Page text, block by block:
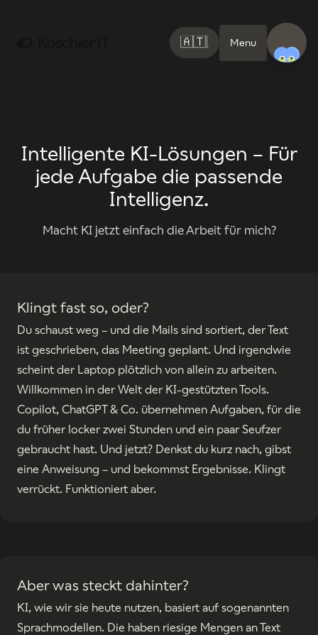
🇦🇹🇬🇧Menu
Intelligente KI-Lösungen – Für
jede Aufgabe die passende
Intelligenz.
Macht KI jetzt einfach die Arbeit für mich?
Klingt fast so, oder?
Du schaust weg – und die Mails sind sortiert, der Text
ist geschrieben, das Meeting geplant. Und irgendwie
scheint der Laptop plötzlich von allein zu arbeiten.
Willkommen in der Welt der KI-gestützten Tools.
Copilot, ChatGPT & Co. übernehmen Aufgaben, für die
du früher locker zwei Stunden und ein paar Seufzer
gebraucht hast. Und jetzt? Denkst du kurz nach, gibst
eine Anweisung – und bekommst Ergebnisse. Klingt
verrückt. Funktioniert aber.
Aber was steckt dahinter?
KI, wie wir sie heute nutzen, basiert auf sogenannten
Sprachmodellen. Die haben riesige Mengen an Text